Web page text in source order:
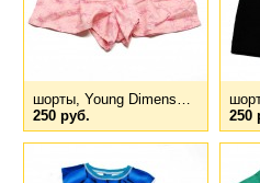
шорты, Young Dimens…
250 руб.
250